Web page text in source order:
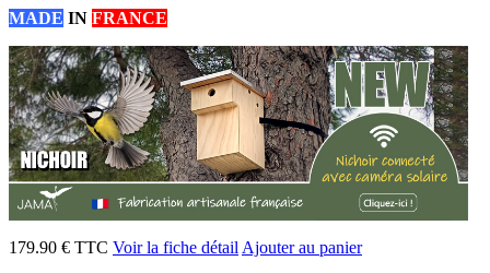
MADE IN FRANCE
179.90 € TTC Voir la fiche détail Ajouter au panier